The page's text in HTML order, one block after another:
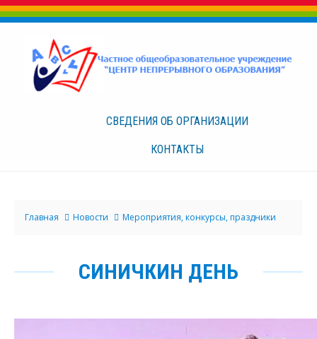
СВЕДЕНИЯ ОБ ОРГАНИЗАЦИИ
КОНТАКТЫ
Главная Новости Мероприятия, конкурсы, праздники
СИНИЧКИН ДЕНЬ